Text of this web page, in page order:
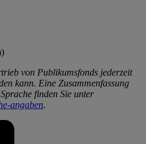
von Publikumsfonds jederzeit
kann. Eine Zusammenfassung
finden Sie unter
angaben.